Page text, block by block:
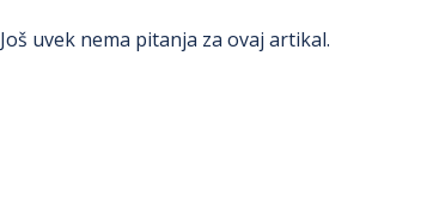
Još uvek nema pitanja za ovaj artikal.